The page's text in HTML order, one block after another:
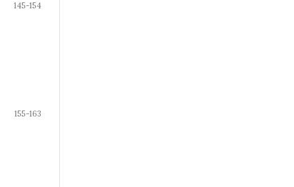
145-154
155-163